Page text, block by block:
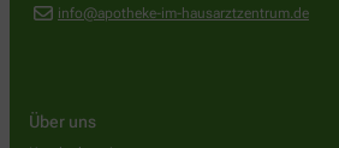
info@apotheke-im-hausarztzentrum.de
Über uns